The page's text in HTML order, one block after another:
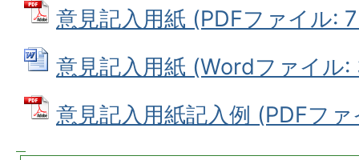
意見記入用紙 (PDFファイル:
意見記入用紙 (Wordファイル:
意見記入用紙記入例 (PDFフ